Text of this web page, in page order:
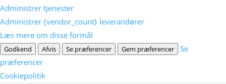
Administrer tjenester
Administrer {vendor_count} leverandører
Læs mere om disse formål
Godkend Afvis Se præferencer Gem præferencer
Se
præferencer
Cookiepolitik